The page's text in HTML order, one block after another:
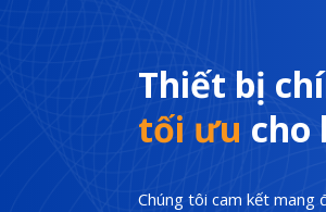
Thiết bị
tối ưu cho
Chúng tôi cam kết mang